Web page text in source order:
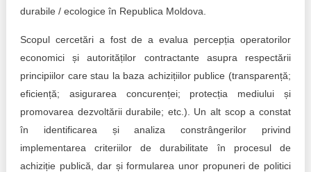
durabile / ecologice în Republica Moldova.
Scopul cercetări a fost de a evalua percepția operatorilor
economici și autorităților contractante asupra respectării
principiilor care stau la baza achizițiilor publice (transparență;
eficiență; asigurarea concurenței; protecția mediului și
promovarea dezvoltării durabile; etc.). Un alt scop a constat
în identificarea și analiza constrângerilor privind
implementarea criteriilor de durabilitate în procesul de
achiziție publică, dar și formularea unor propuneri de politici